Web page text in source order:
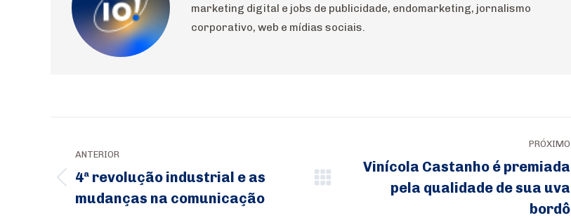
marketing digital e jobs de publicidade, endomarketing, jornalismo
corporativo, web e mídias sociais.
de
post:
ANTERIOR
anterior:
4ª revolução industrial e as
mudanças na comunicação
PRÓXIMO
Próximo
Vinícola Castanho é premiada
pela qualidade de sua uva
bordô